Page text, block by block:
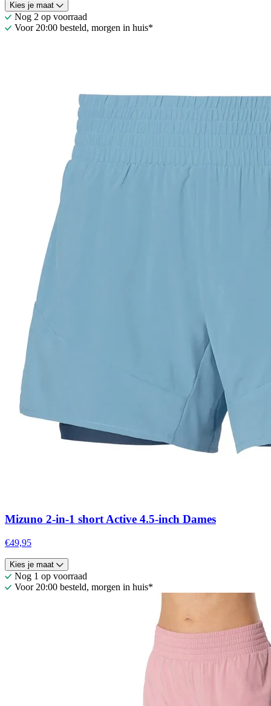
Kies je maat
Nog 2 op voorraad
Voor 20:00 besteld, morgen in huis*
Mizuno 2-in-1 short Active 4.5-inch Dames
€49,95
Kies je maat
Nog 1 op voorraad
Voor 20:00 besteld, morgen in huis*